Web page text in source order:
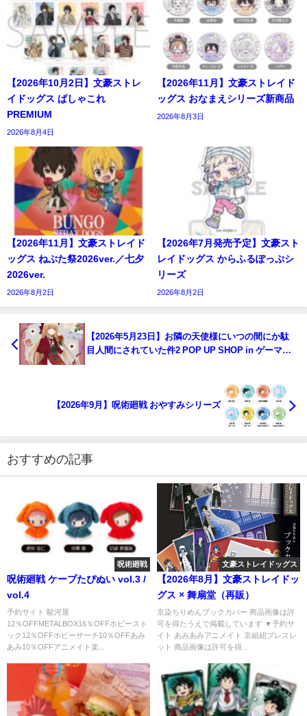
【2026年10月2日】文豪ストレ
イドッグス ぱしゃこれ
PREMIUM
2026年8月4日
【2026年11月】文豪ストレイド
ッグス おなまえシリーズ新商品
2026年8月3日
【2026年11月】文豪ストレイド
ッグス ねぶた祭2026ver.／七夕
2026ver.
2026年8月2日
【2026年7月発売予定】文豪スト
レイドッグス からふるぽっぷシ
リーズ
2026年8月2日
【2026年5月23日】お隣の天使様にいつの間にか駄
目人間にされていた件2 POP UP SHOP in ゲーマー
【2026年9月】呪術廻戦 おやすみシリーズ
おすすめの記事
呪術廻戦
呪術廻戦 ケープたぴぬい vol.3 /
vol.4
予約サイト 駿河屋
12％OFFMETALBOX16％OFFホビースト
ック12％OFFホビーサーチ10％OFFあみ
あみ10％OFFアニメイト楽...
文豪ストレイドッグス
【2026年8月】文豪ストレイドッ
グス × 舞扇堂（再販）
京染ちりめんブックカバー 商品画像は許
可を得たうえで掲載しています ▼予約サ
イト あみあみアニメイト 京組紐ブレスレ
ット 商品画像は許可を得...